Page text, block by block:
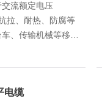
流额定电压
拉、耐热、防腐等
、传输机械等移动
线及控制、照明、
电缆